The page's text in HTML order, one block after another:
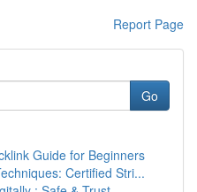
Report Page
Go
Guide for Beginners
Certified Stri...